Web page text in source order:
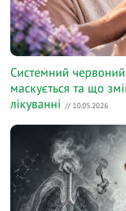
Системний
маскується та що
лікуванні // 10.05.2026